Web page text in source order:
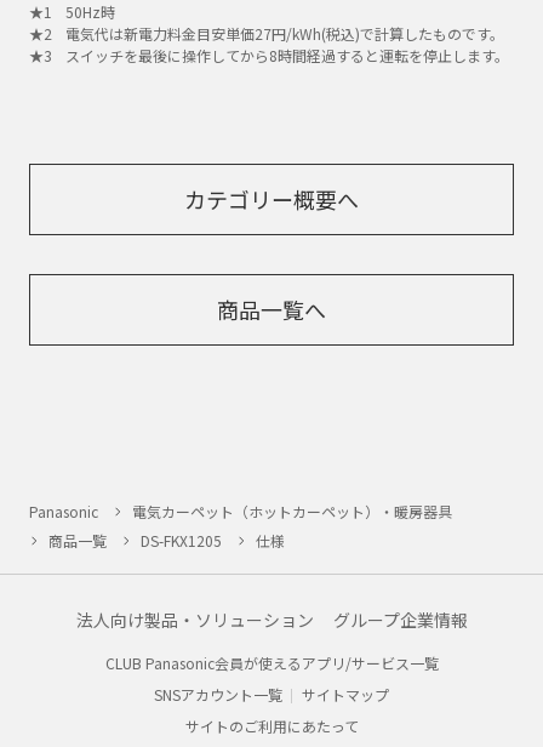
50Hz時
電気代は新電力料金目安単価27円/kWh(税込)で計算したものです。
スイッチを最後に操作してから8時間経過すると運転を停止します。
カテゴリー概要へ
商品一覧へ
Panasonic
電気カーペット（ホットカーペット）・暖房器具
商品一覧
DS-FKX1205 仕様
法人向け製品・ソリューション グループ企業情報
CLUB Panasonic会員が使えるアプリ/サービス一覧
SNSアカウント一覧
サイトマップ
サイトのご利用にあたって